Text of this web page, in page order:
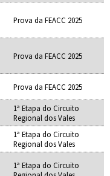
Prova da FEACC 2025
Prova da FEACC 2025
Prova da FEACC 2025
1ª Etapa do Circuito
Regional dos Vales
1ª Etapa do Circuito
Regional dos Vales
1ª Etapa do Circuito